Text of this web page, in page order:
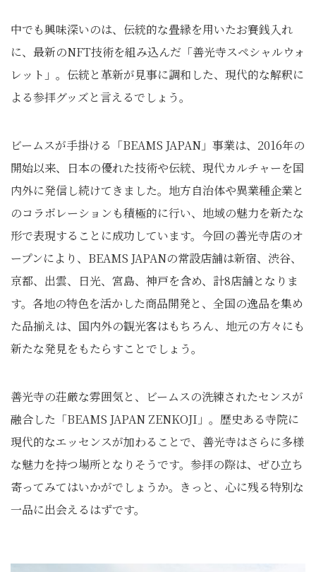
中でも興味深いのは、伝統的な畳縁を用いたお賽銭入れ
に、最新のNFT技術を組み込んだ「善光寺スペシャルウォ
レット」。伝統と革新が見事に調和した、現代的な解釈に
よる参拝グッズと言えるでしょう。
ビームスが手掛ける「BEAMS JAPAN」事業は、2016年の
開始以来、日本の優れた技術や伝統、現代カルチャーを国
内外に発信し続けてきました。地方自治体や異業種企業と
のコラボレーションも積極的に行い、地域の魅力を新たな
形で表現することに成功しています。今回の善光寺店のオ
ープンにより、BEAMS JAPANの常設店舗は新宿、渋谷、
京都、出雲、日光、宮島、神戸を含め、計8店舗となりま
す。各地の特色を活かした商品開発と、全国の逸品を集め
た品揃えは、国内外の観光客はもちろん、地元の方々にも
新たな発見をもたらすことでしょう。
善光寺の荘厳な雰囲気と、ビームスの洗練されたセンスが
融合した「BEAMS JAPAN ZENKOJI」。歴史ある寺院に
現代的なエッセンスが加わることで、善光寺はさらに多様
な魅力を持つ場所となりそうです。参拝の際は、ぜひ立ち
寄ってみてはいかがでしょうか。きっと、心に残る特別な
一品に出会えるはずです。